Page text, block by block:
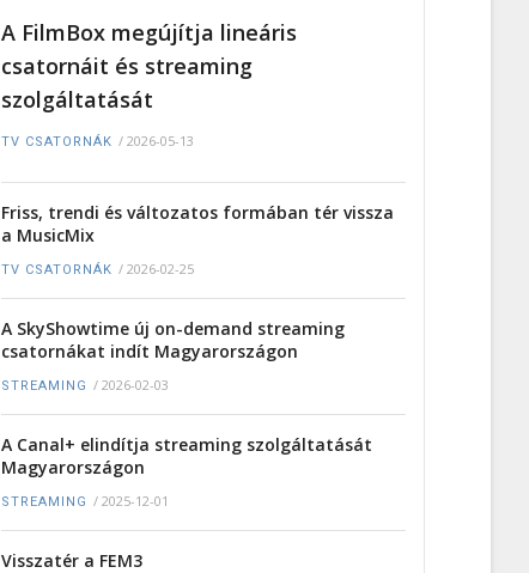
A FilmBox megújítja lineáris
csatornáit és streaming
szolgáltatását
TV CSATORNÁK / 2026-05-13
Friss, trendi és változatos formában tér vissza
a MusicMix
TV CSATORNÁK / 2026-02-25
A SkyShowtime új on-demand streaming
csatornákat indít Magyarországon
STREAMING / 2026-02-03
A Canal+ elindítja streaming szolgáltatását
Magyarországon
STREAMING / 2025-12-01
Visszatér a FEM3